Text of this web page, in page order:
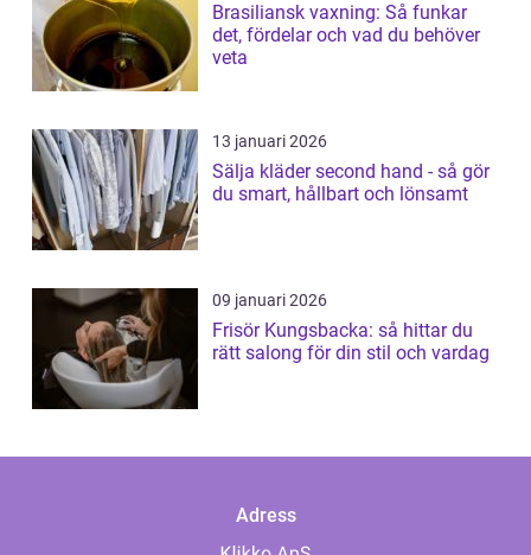
Brasiliansk vaxning: Så funkar
det, fördelar och vad du behöver
veta
13 januari 2026
Sälja kläder second hand - så gör
du smart, hållbart och lönsamt
09 januari 2026
Frisör Kungsbacka: så hittar du
rätt salong för din stil och vardag
Adress